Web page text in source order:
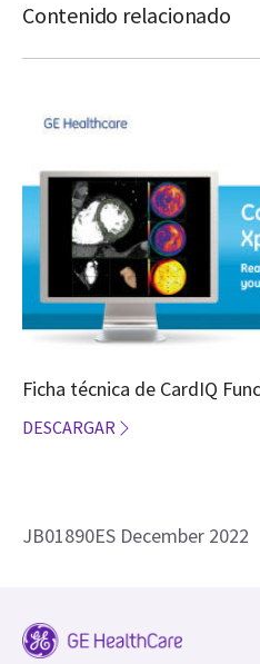
Contenido relacionado
Ficha técnica de CardIQ
DESCARGAR
JB01890ES December 2022